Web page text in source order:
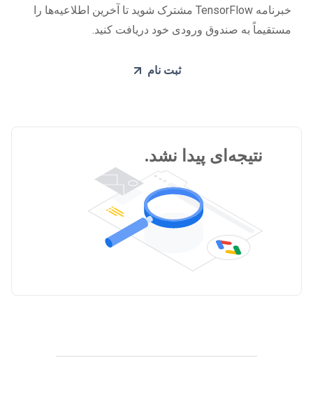
خبرنامه TensorFlow مشترک شوید تا آخرین اطلاعیه‌ها را
مستقیماً به صندوق ورودی خود دریافت کنید.
ثبت نام
نتیجه‌ای پیدا نشد.